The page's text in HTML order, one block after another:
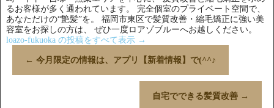
るお客様が多く通われています。 完全個室のプライベート空間で、
あなただけの“艶髪”を。 福岡市東区で髪質改善・縮毛矯正に強い美
容室をお探しの方は、 ぜひ一度ロアゾブルーへお越しください。
loazo-fukuoka の投稿をすべて表示 →
← 今月限定の情報は、アプリ【新着情報】で(^^♪
自宅でできる髪質改善 →